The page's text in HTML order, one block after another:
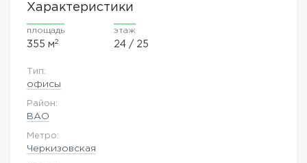
Характеристики
площадь
355 м2
этаж
24 / 25
Тип:
офисы
Район:
ВАO
Метро:
Черкизовская